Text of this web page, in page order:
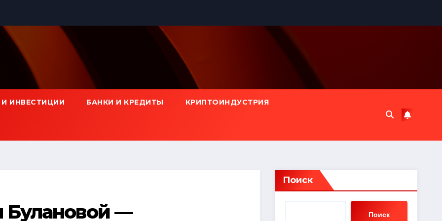
И ИНВЕСТИЦИИ БАНКИ И КРЕДИТЫ КРИПТОИНДУСТРИЯ
Булановой —
Поиск
Поиск